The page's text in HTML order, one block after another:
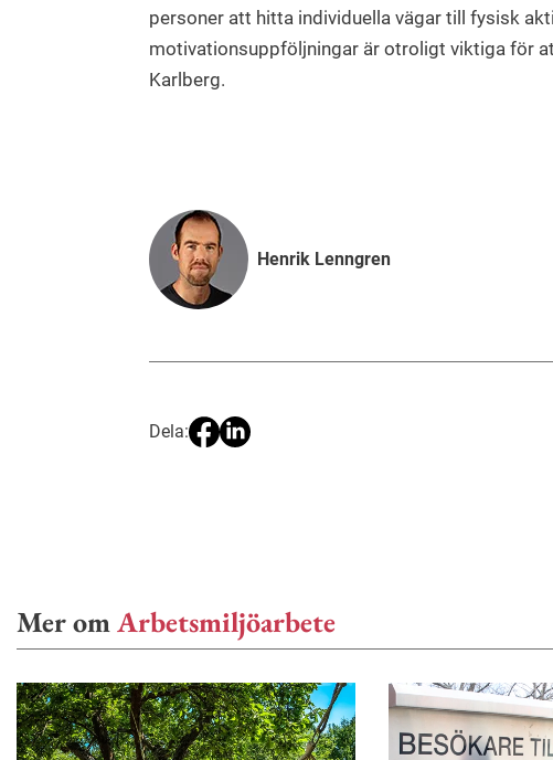
personer att hitta individuella vägar till fysisk
motivationsuppföljningar är otroligt viktiga för
Karlberg.
Henrik Lenngren
Dela:
Mer omArbetsmiljöarbete